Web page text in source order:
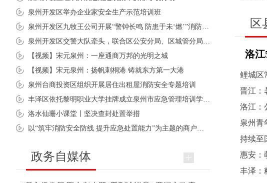
泉州开发区举办企业家安全生产示范培训班
泉州开发区九牧王公司开展“警钟长鸣 防患于未‘燃’”消防安全培训
泉州开发区交警大队牵头，联合区公安分局、区城管分局及泉州市交通运输、综合执法支队五大队，针对性开展南迎宾大道渣土车滴洒漏问题专项整治“夜鹰行动”
【视频】宋元泉州：一座通商万邦的光明之城
【视频】宋元泉州：扬帆刺桐港 铸就东方第一大港
泉州台商投资区组织开展居住出租屋消防安全专题培训
丰泽区依托黎明职业大学挂牌成立泉州市应急管理培训学院丰泽分院，同步启动首期消防安全应急能力培训班
洛水仙珊小课堂丨坚决查封处置举措
以“筑牢消防安全防线 提升应急处置能力”为主题的商户企业安全生产专题培训在石狮服装城展览艺术中心多媒体厅举行
政务自媒体
区
洛
鲤城区
晋江：
洛江：
泉州青
持续至
惠安：
丰泽：